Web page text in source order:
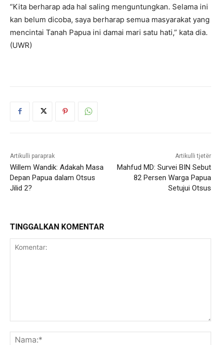
“Kita berharap ada hal saling menguntungkan. Selama ini
kan belum dicoba, saya berharap semua masyarakat yang
mencintai Tanah Papua ini damai mari satu hati,” kata dia.
(UWR)
Artikulli paraprak
Willem Wandik: Adakah Masa
Depan Papua dalam Otsus
Jilid 2?
Artikulli tjetër
Mahfud MD: Survei BIN Sebut
82 Persen Warga Papua
Setujui Otsus
TINGGALKAN KOMENTAR